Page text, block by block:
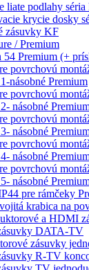
liate podlahy
krycie dosky
zásuvky KF
/ Premium
54 Premium (+
povrchovú
násobné Premium
povrchovú
násobné
povrchovú
násobné
povrchovú
násobné
povrchovú
násobné
pre rámčeky
krabica na
a HDMI
DATA-TV
zásuvky
R-TV